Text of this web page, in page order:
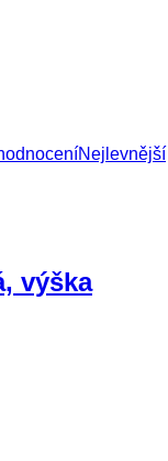
Nejlevnější
výška